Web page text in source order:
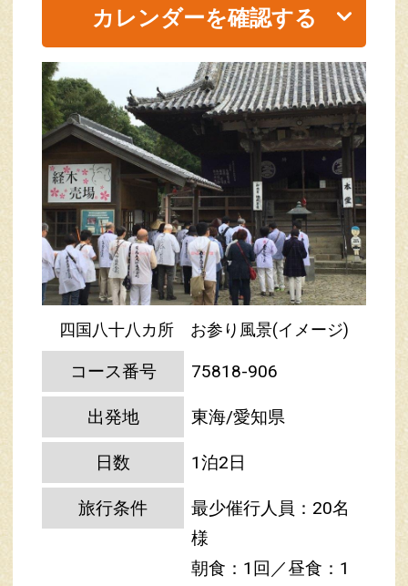
カレンダーを確認する
四国八十八カ所 お参り風景(イメージ)
コース番号 75818-906
出発地 東海/愛知県
日数 1泊2日
旅行条件
最少催行人員：20名
様
朝食：1回／昼食：1